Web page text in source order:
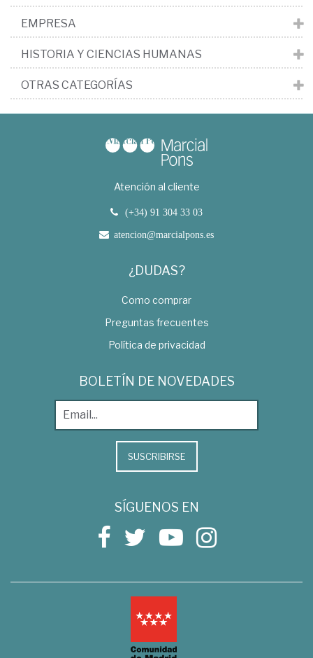
EMPRESA
HISTORIA Y CIENCIAS HUMANAS
OTRAS CATEGORÍAS
Atención al cliente
(+34) 91 304 33 03
atencion@marcialpons.es
¿DUDAS?
Como comprar
Preguntas frecuentes
Política de privacidad
BOLETÍN DE NOVEDADES
SUSCRIBIRSE
SÍGUENOS EN